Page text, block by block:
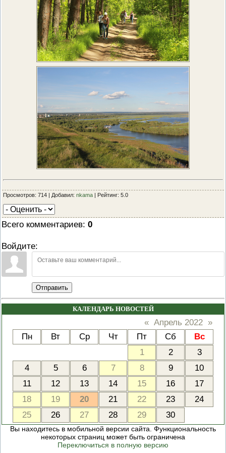
Просмотров: 714 | Добавил: nkama | Рейтинг: 5.0
Всего комментариев: 0
Войдите:
Отправить
КАЛЕНДАРЬ НОВОСТЕЙ
« Апрель 2022 »
Пн
Вт Ср Чт Пт Сб
Вс
1
2
3
4
5 6 7 8 9
10
11
12 13 14 15 16
17
18
19 20 21 22 23
24
25
26 27 28 29 30
Вы находитесь в мобильной версии сайта. Функциональность
некоторых страниц может быть ограничена
Переключиться в полную версию